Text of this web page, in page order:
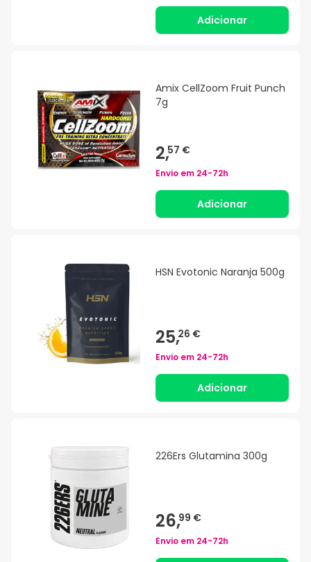
Adicionar
Amix CellZoom Fruit Punch
7g
2,57 €
Envio em 24-72h
Adicionar
HSN Evotonic Naranja 500g
25,26 €
Envio em 24-72h
Adicionar
226Ers Glutamina 300g
26,99 €
Envio em 24-72h